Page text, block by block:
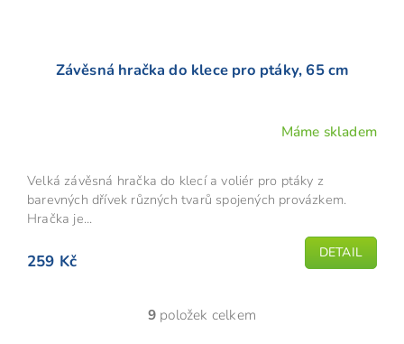
Závěsná hračka do klece pro ptáky, 65 cm
Máme skladem
259 Kč DETAIL
Velká závěsná hračka do klecí a voliér pro ptáky z
barevných dřívek různých tvarů spojených provázkem.
Hračka je...
O
9 položek celkem